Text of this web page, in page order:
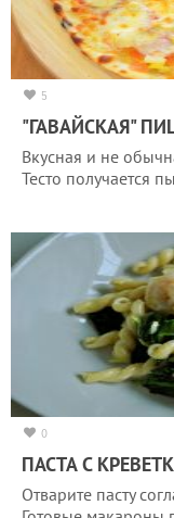
5
"ГАВАЙСКАЯ"
Вкусная и не
Тесто получается
0
ПАСТА С
Отварите пасту